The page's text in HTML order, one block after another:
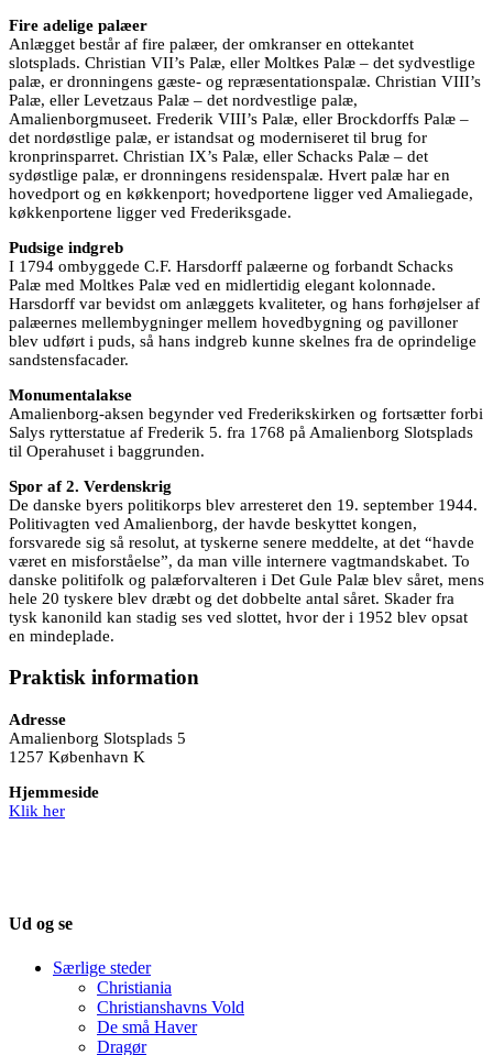
Fire adelige palæer
Anlægget består af fire palæer, der omkranser en ottekantet
slotsplads. Christian VII’s Palæ, eller Moltkes Palæ – det sydvestlige
palæ, er dronningens gæste- og repræsentationspalæ. Christian VIII’s
Palæ, eller Levetzaus Palæ – det nordvestlige palæ,
Amalienborgmuseet. Frederik VIII’s Palæ, eller Brockdorffs Palæ –
det nordøstlige palæ, er istandsat og moderniseret til brug for
kronprinsparret. Christian IX’s Palæ, eller Schacks Palæ – det
sydøstlige palæ, er dronningens residenspalæ. Hvert palæ har en
hovedport og en køkkenport; hovedportene ligger ved Amaliegade,
køkkenportene ligger ved Frederiksgade.
Pudsige indgreb
I 1794 ombyggede C.F. Harsdorff palæerne og forbandt Schacks
Palæ med Moltkes Palæ ved en midlertidig elegant kolonnade.
Harsdorff var bevidst om anlæggets kvaliteter, og hans forhøjelser af
palæernes mellembygninger mellem hovedbygning og pavilloner
blev udført i puds, så hans indgreb kunne skelnes fra de oprindelige
sandstensfacader.
Monumentalakse
Amalienborg-aksen begynder ved Frederikskirken og fortsætter forbi
Salys rytterstatue af Frederik 5. fra 1768 på Amalienborg Slotsplads
til Operahuset i baggrunden.
Spor af 2. Verdenskrig
De danske byers politikorps blev arresteret den 19. september 1944.
Politivagten ved Amalienborg, der havde beskyttet kongen,
forsvarede sig så resolut, at tyskerne senere meddelte, at det “havde
været en misforståelse”, da man ville internere vagtmandskabet. To
danske politifolk og palæforvalteren i Det Gule Palæ blev såret, mens
hele 20 tyskere blev dræbt og det dobbelte antal såret. Skader fra
tysk kanonild kan stadig ses ved slottet, hvor der i 1952 blev opsat
en mindeplade.
Praktisk information
Adresse
Amalienborg Slotsplads 5
1257 København K
Hjemmeside
Klik her
Ud og se
Særlige steder
Christiania
Christianshavns Vold
De små Haver
Dragør